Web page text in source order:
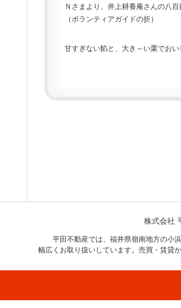
Ｎさまより、井上耕養庵さんの八
（ボランティアガイドの折）
甘すぎない餡と、大き～い栗でお
株式会社
平田不動産では、福井県嶺南地方の小
幅広くお取り扱いしています。売買・賃貸